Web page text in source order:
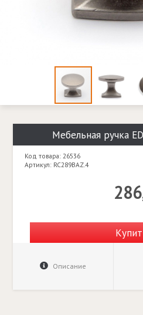
Мебельная ручка
Код товара: 26536
Артикул: RC289BAZ.4
Описание